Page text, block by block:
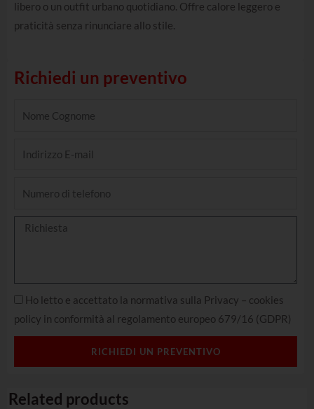
libero o un outfit urbano quotidiano. Offre calore leggero e
praticità senza rinunciare allo stile.
Richiedi un preventivo
Ho letto e accettato la normativa sulla Privacy – cookies
policy in conformità al regolamento europeo 679/16 (GDPR)
RICHIEDI UN PREVENTIVO
Related products